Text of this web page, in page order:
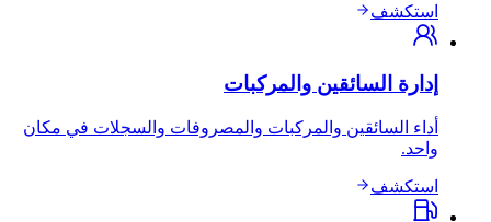
استكشف
إدارة السائقين والمركبات
أداء السائقين والمركبات والمصروفات والسجلات في مكان
واحد.
استكشف